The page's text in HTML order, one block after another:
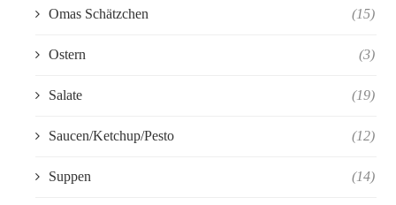
Omas Schätzchen (15)
Ostern (3)
Salate (19)
Saucen/Ketchup/Pesto (12)
Suppen (14)